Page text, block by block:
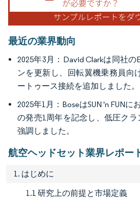
最近の業界動向
2025年3月：David Clarkは同社
ンを更新し、回転翼機乗務員向
ートゥース接続を追加しました。
2025年1月：BoseはSUN 'n FUNに
の発売1周年を記念し、低圧ク
強調しました。
航空ヘッドセット業界レポー
1. はじめに
1.1 研究上の前提と市場定義